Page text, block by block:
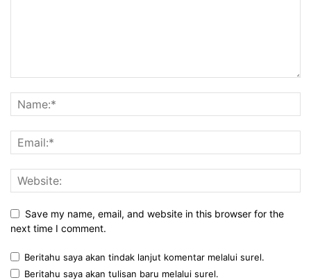
Save my name, email, and website in this browser for the
next time I comment.
Beritahu saya akan tindak lanjut komentar melalui surel.
Beritahu saya akan tulisan baru melalui surel.